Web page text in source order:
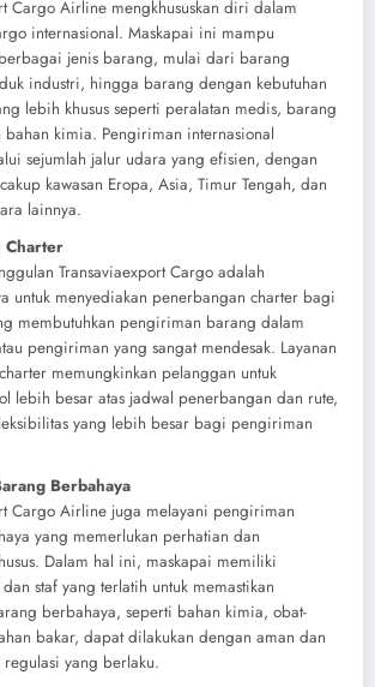
Cargo Airline mengkhususkan diri dalam
internasional. Maskapai ini mampu
jenis barang, mulai dari barang
industri, hingga barang dengan kebutuhan
lebih khusus seperti peralatan medis, barang
kimia. Pengiriman internasional
sejumlah jalur udara yang efisien, dengan
kawasan Eropa, Asia, Timur Tengah, dan
lainnya.
Charter
Transaviaexport Cargo adalah
untuk menyediakan penerbangan charter bagi
membutuhkan pengiriman barang dalam
pengiriman yang sangat mendesak. Layanan
memungkinkan pelanggan untuk
lebih besar atas jadwal penerbangan dan rute,
yang lebih besar bagi pengiriman
Berbahaya
Cargo Airline juga melayani pengiriman
yang memerlukan perhatian dan
Dalam hal ini, maskapai memiliki
staf yang terlatih untuk memastikan
berbahaya, seperti bahan kimia, obat-
bakar, dapat dilakukan dengan aman dan
regulasi yang berlaku.